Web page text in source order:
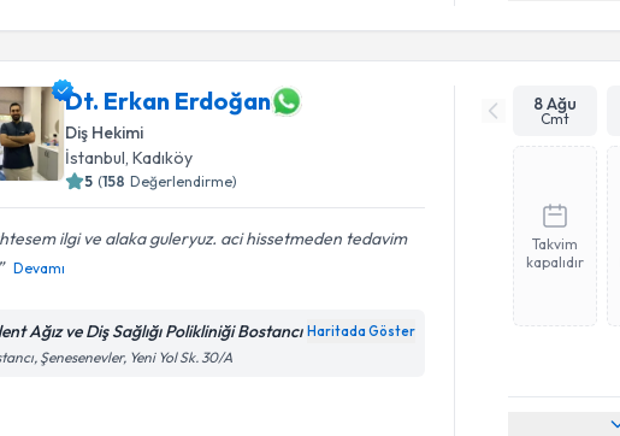
Dt. Erkan Erdoğan
Diş Hekimi
İstanbul , Kadıköy
5 (158 Değerlendirme)
ilgi ve alaka guleryuz. aci hissetmeden tedavim
Devamı
Ağız ve Diş Sağlığı Polikliniği Bostancı Haritada Göster
Şenesenevler, Yeni Yol Sk. 30/A
8 Ağu
Cmt
Takvim
kapalıdır